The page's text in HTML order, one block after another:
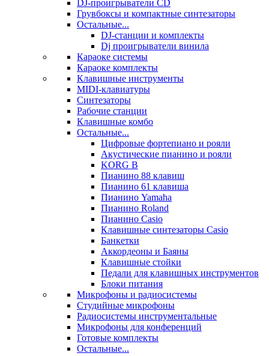
DJ-проигрыватели CD
Грувбоксы и компактные синтезаторы
Остальные...
DJ-станции и комплекты
Dj проигрыватели винила
Караоке системы
Караоке комплекты
Клавишные инструменты
MIDI-клавиатуры
Синтезаторы
Рабочие станции
Клавишные комбо
Остальные...
Цифровые фортепиано и рояли
Акустические пианино и рояли
KORG B
Пианино 88 клавиш
Пианино 61 клавиша
Пианино Yamaha
Пианино Roland
Пианино Casio
Клавишные синтезаторы Casio
Банкетки
Аккордеоны и Баяны
Клавишные стойки
Педали для клавишных инструментов
Блоки питания
Микрофоны и радиосистемы
Студийные микрофоны
Радиосистемы инструментальные
Микрофоны для конференций
Готовые комплекты
Остальные...